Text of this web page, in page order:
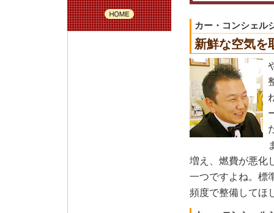
カー・コンシェル
新鮮な空気を
増え、燃費が悪化
一つですよね。標
頻度で整備してほ